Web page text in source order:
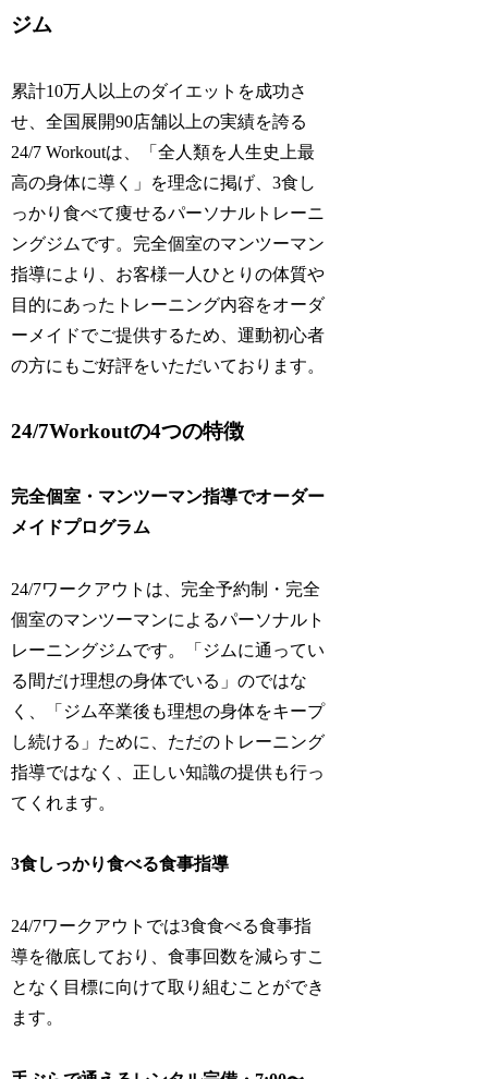
ジム
累計10万人以上のダイエットを成功さ
せ、全国展開90店舗以上の実績を誇る
24/7 Workoutは、「全人類を人生史上最
高の身体に導く」を理念に掲げ、3食し
っかり食べて痩せるパーソナルトレーニ
ングジムです。完全個室のマンツーマン
指導により、お客様一人ひとりの体質や
目的にあったトレーニング内容をオーダ
ーメイドでご提供するため、運動初心者
の方にもご好評をいただいております。
24/7Workoutの4つの特徴
完全個室・マンツーマン指導でオーダー
メイドプログラム
24/7ワークアウトは、完全予約制・完全
個室のマンツーマンによるパーソナルト
レーニングジムです。「ジムに通ってい
る間だけ理想の身体でいる」のではな
く、「ジム卒業後も理想の身体をキープ
し続ける」ために、ただのトレーニング
指導ではなく、正しい知識の提供も行っ
てくれます。
3食しっかり食べる食事指導
24/7ワークアウトでは3食食べる食事指
導を徹底しており、食事回数を減らすこ
となく目標に向けて取り組むことができ
ます。